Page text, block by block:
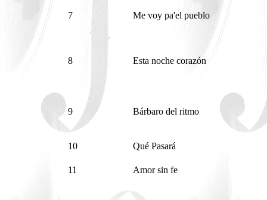
7 Me voy pa'el pueblo
8 Esta noche corazón
9 Bárbaro del ritmo
10 Qué Pasará
11 Amor sin fe